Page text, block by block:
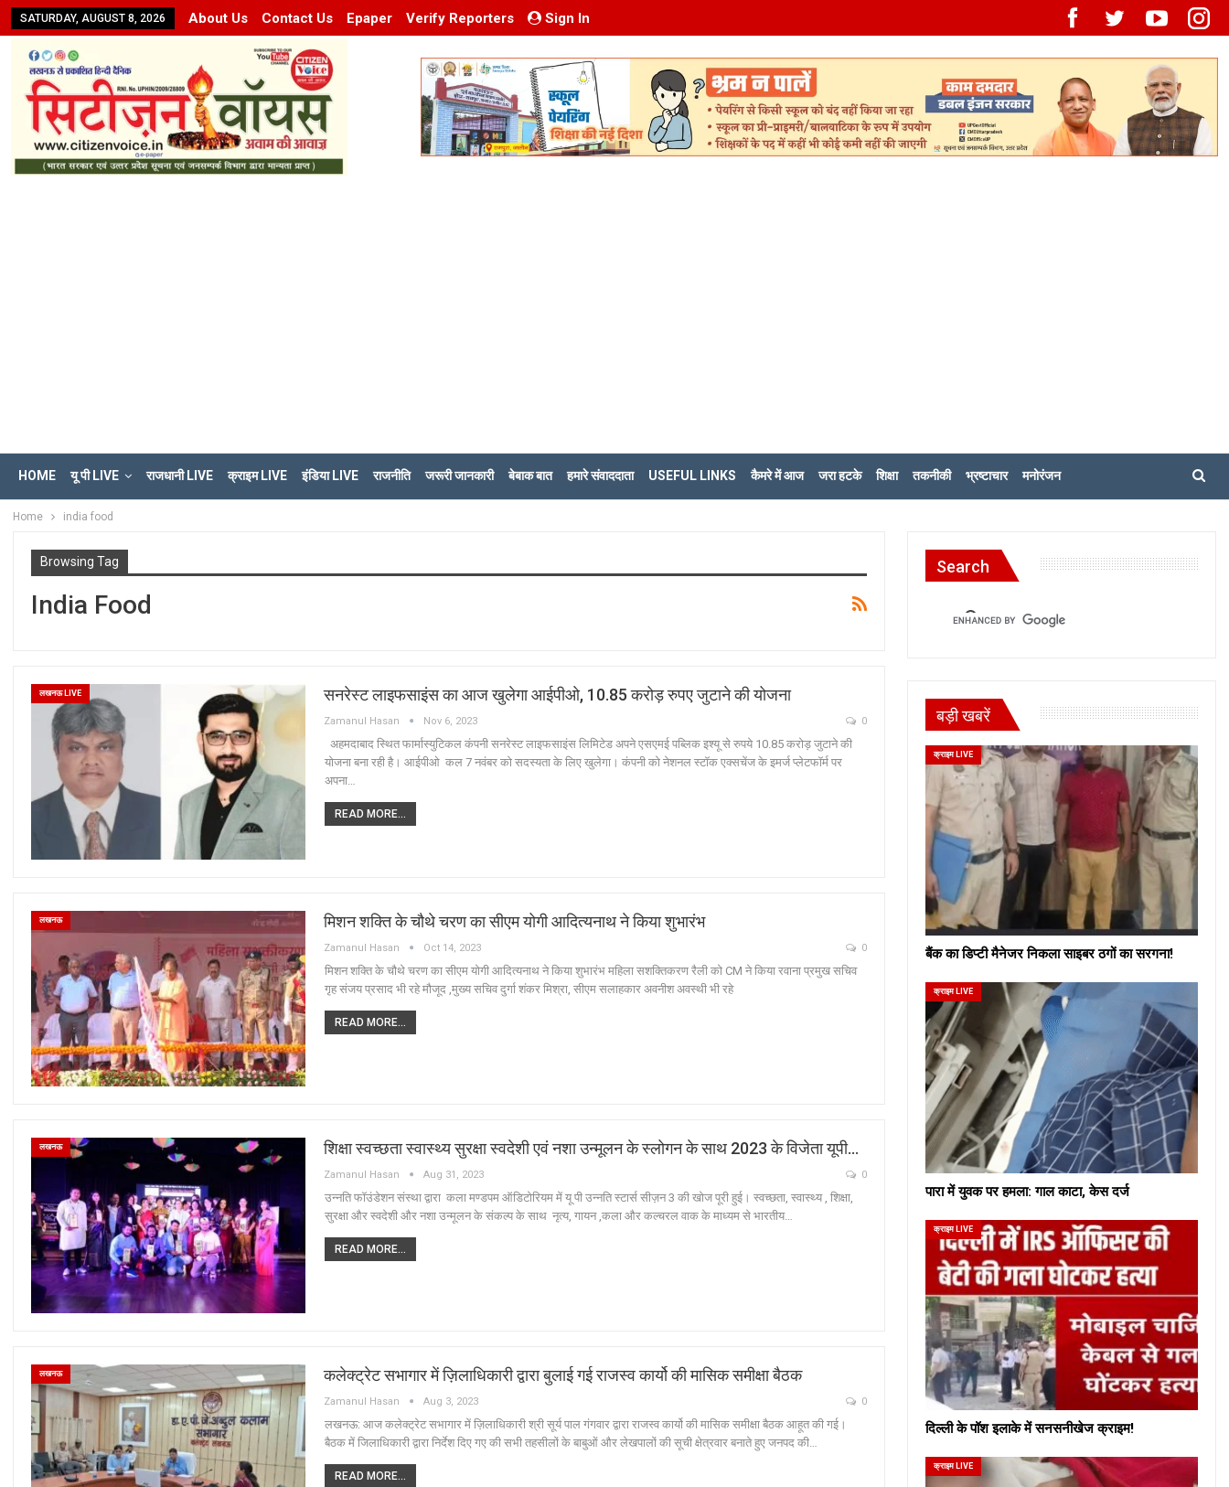
SATURDAY, AUGUST 8, 2026 About Us Contact Us Epaper Verify Reporters Sign In
HOME यू पी LIVE राजधानी LIVE क्राइम LIVE इंडिया LIVE राजनीति जरूरी जानकारी बेबाक बात हमारे संवाददाता USEFUL LINKS कैमरे में आज जरा हटके शिक्षा तकनीकी भ्रष्टाचार मनोरंजन
Home india food
Browsing Tag
India Food
लखनऊ LIVE सनरेस्ट लाइफसाइंस का आज खुलेगा आईपीओ, 10.85 करोड़ रुपए जुटाने की योजना
Zamanul Hasan Nov 6, 2023 0
अहमदाबाद स्थित फार्मास्युटिकल कंपनी सनरेस्ट लाइफसाइंस लिमिटेड अपने एसएमई पब्लिक इश्यू से रुपये 10.85 करोड़ जुटाने की
योजना बना रही है। आईपीओ कल 7 नवंबर को सदस्यता के लिए खुलेगा। कंपनी को नेशनल स्टॉक एक्सचेंज के इमर्ज प्लेटफॉर्म पर
अपना…
READ MORE...
लखनऊ मिशन शक्ति के चौथे चरण का सीएम योगी आदित्यनाथ ने किया शुभारंभ
Zamanul Hasan Oct 14, 2023 0
मिशन शक्ति के चौथे चरण का सीएम योगी आदित्यनाथ ने किया शुभारंभ महिला सशक्तिकरण रैली को CM ने किया रवाना प्रमुख सचिव
गृह संजय प्रसाद भी रहे मौजूद ,मुख्य सचिव दुर्गा शंकर मिश्रा, सीएम सलाहकार अवनीश अवस्थी भी रहे
READ MORE...
लखनऊ शिक्षा स्वच्छता स्वास्थ्य सुरक्षा स्वदेशी एवं नशा उन्मूलन के स्लोगन के साथ 2023 के विजेता यूपी…
Zamanul Hasan Aug 31, 2023 0
उन्नति फॉउंडेशन संस्था द्वारा कला मण्डपम ऑडिटोरियम में यू पी उन्नति स्टार्स सीज़न 3 की खोज पूरी हुई। स्वच्छता, स्वास्थ्य , शिक्षा,
सुरक्षा और स्वदेशी और नशा उन्मूलन के संकल्प के साथ नृत्य, गायन ,कला और कल्चरल वाक के माध्यम से भारतीय…
READ MORE...
लखनऊ कलेक्ट्रेट सभागार में ज़िलाधिकारी द्वारा बुलाई गई राजस्व कार्यो की मासिक समीक्षा बैठक
Zamanul Hasan Aug 3, 2023 0
लखनऊ: आज कलेक्ट्रेट सभागार में ज़िलाधिकारी श्री सूर्य पाल गंगवार द्वारा राजस्व कार्यो की मासिक समीक्षा बैठक आहूत की गई।
बैठक में जिलाधिकारी द्वारा निर्देश दिए गए की सभी तहसीलों के बाबुओं और लेखपालों की सूची क्षेत्रवार बनाते हुए जनपद की…
READ MORE...
Search
बड़ी खबरें
क्राइम LIVE
बैंक का डिप्टी मैनेजर निकला साइबर ठगों का सरगना!
क्राइम LIVE
पारा में युवक पर हमला: गाल काटा, केस दर्ज
क्राइम LIVE
दिल्ली के पॉश इलाके में सनसनीखेज क्राइम!
क्राइम LIVE